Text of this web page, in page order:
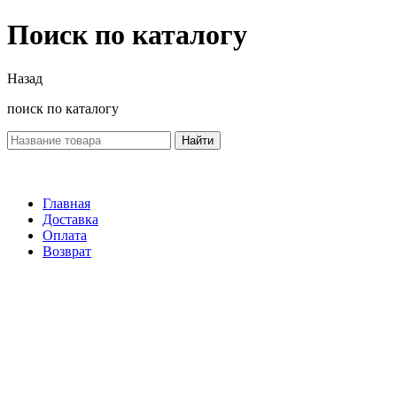
Поиск по каталогу
Назад
поиск по каталогу
Найти
Главная
Доставка
Оплата
Возврат